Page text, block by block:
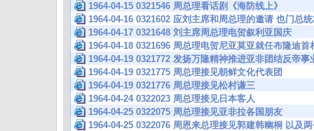
1964-04-15 0321546 周总理看话剧《海防线上》
1964-04-16 0321602 应刘主席和周总理的邀请 也门总
1964-04-17 0321648 刘主席周总理电贺叙利亚国庆
1964-04-18 0321696 周总理电贺尼亚莫亚就任布隆迪首
1964-04-19 0321772 发扬万隆精神推进亚非团结反帝
1964-04-19 0321775 周总理接见朝鲜文化代表团
1964-04-19 0321776 周总理接见松村谦三
1964-04-24 0322023 周总理接见日本客人
1964-04-25 0322075 周总理接见亚非拉各国朋友
1964-04-25 0322076 周恩来总理接见郭建韩幽桐 以及